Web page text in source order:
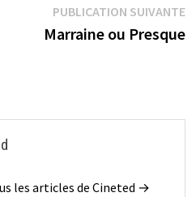
précédente :
PUBLICATION SUIVANTE
Marraine ou Presque
les articles de Cineted →